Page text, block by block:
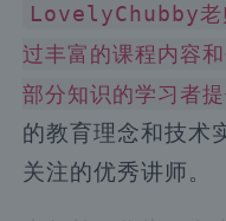
LovelyChubby老
过丰富的课程内容
部分知识的学习者
的教育理念和技术
关注的优秀讲师。